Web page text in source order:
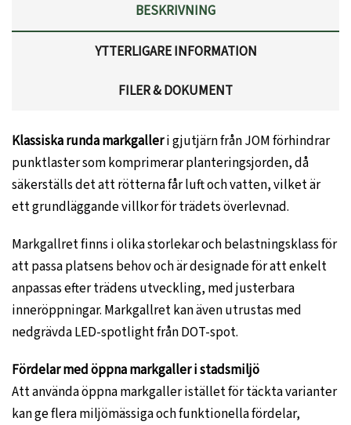
BESKRIVNING
YTTERLIGARE INFORMATION
FILER & DOKUMENT
Klassiska runda markgalleri gjutjärn från JOM förhindrar
punktlaster som komprimerar planteringsjorden, då
säkerställs det att rötterna får luft och vatten, vilket är
ett grundläggande villkor för trädets överlevnad.
Markgallret finns i olika storlekar och belastningsklass för
att passa platsens behov och är designade för att enkelt
anpassas efter trädens utveckling, med justerbara
inneröppningar. Markgallret kan även utrustas med
nedgrävda LED-spotlight från DOT-spot.
Fördelar med öppna markgaller i stadsmiljö
Att använda öppna markgaller istället för täckta varianter
kan ge flera miljömässiga och funktionella fördelar,